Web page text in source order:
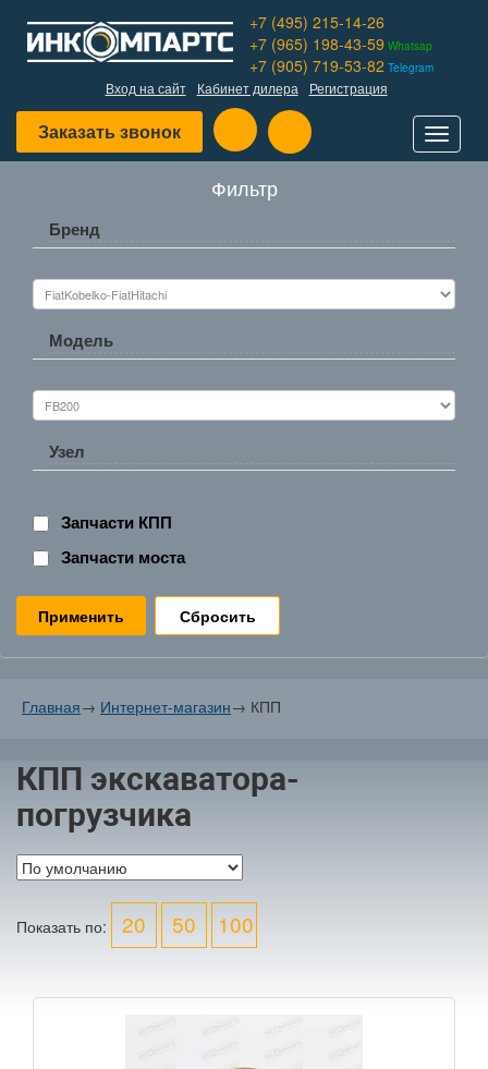
+7 (495) 215-14-26
+7 (965) 198-43-59 Whatsap
+7 (905) 719-53-82 Telegram
Вход на сайт Кабинет дилера Регистрация
Заказать звонок
Toggle
Фильтр
Бренд
Модель
Узел
Запчасти КПП
Запчасти моста
Сбросить
Главная→ Интернет-магазин→ КПП
КПП экскаватора-
погрузчика
Показать по: 20 50 100